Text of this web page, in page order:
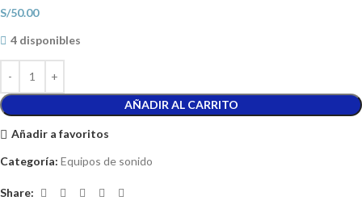
S/50.00
4 disponibles
AÑADIR AL CARRITO
Añadir a favoritos
Categoría: Equipos de sonido
Share: